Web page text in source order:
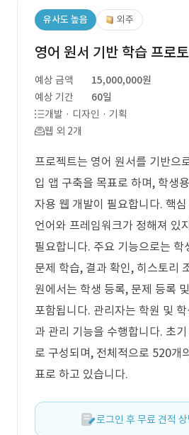
유사도 높음 외주
영어 원서 기반 학습 프로
예상 금액
15,000,000원
예상 기간
60일
개발 · 디자인 · 기획
웹 외 2개
프로젝트는 영어 원서를 기반으
입 앱 구축을 목표로 하며, 학생
자용 웹 개발이 필요합니다. 핵
언어와 프레임워크가 정해져 있
필요합니다. 주요 기능으로는 학
문제 학습, 결과 확인, 히스토리
원에서는 학생 등록, 문제 등록
포함됩니다. 관리자는 학원 및
과 관리 기능을 수행합니다. 초
로 구성되며, 전체적으로 520개
표로 하고 있습니다.
로그인 후 무료 견적